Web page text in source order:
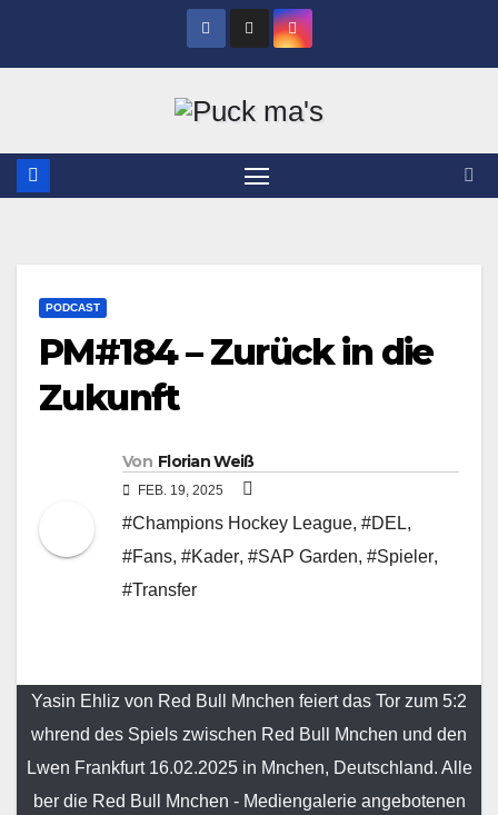
PODCAST
PM#184 – Zurück in die
Zukunft
Von Florian Weiß
FEB. 19, 2025
#Champions Hockey League, #DEL,
#Fans, #Kader, #SAP Garden, #Spieler,
#Transfer
Yasin Ehliz von Red Bull Mnchen feiert das Tor zum 5:2
whrend des Spiels zwischen Red Bull Mnchen und den
Lwen Frankfurt 16.02.2025 in Mnchen, Deutschland. Alle
ber die Red Bull Mnchen - Mediengalerie angebotenen